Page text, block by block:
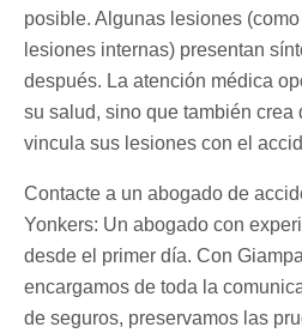
posible. Algunas lesiones
lesiones internas) presentan
después. La atención médica
su salud, sino que también crea
vincula sus lesiones con el
Contacte a un abogado de
Yonkers: Un abogado con
desde el primer día. Con
encargamos de toda la
de seguros, preservamos las